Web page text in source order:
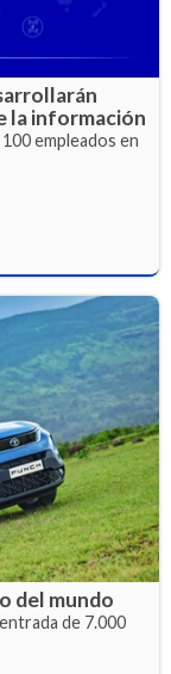
la información
empleados en
del mundo
de 7.000